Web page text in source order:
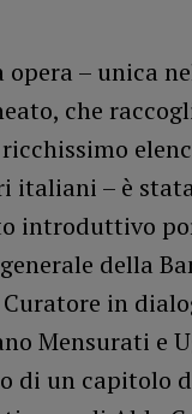
opera – unica
che
italiani – è
introduttivo
della
in
Mensurati e
di un capitolo